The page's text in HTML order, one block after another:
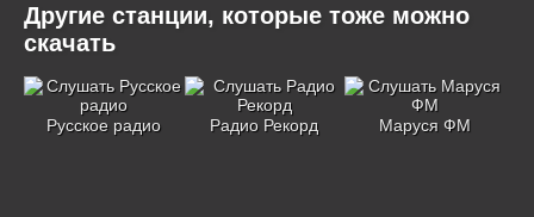
Другие станции, которые тоже можно
скачать
Русское радио Радио Рекорд Маруся ФМ